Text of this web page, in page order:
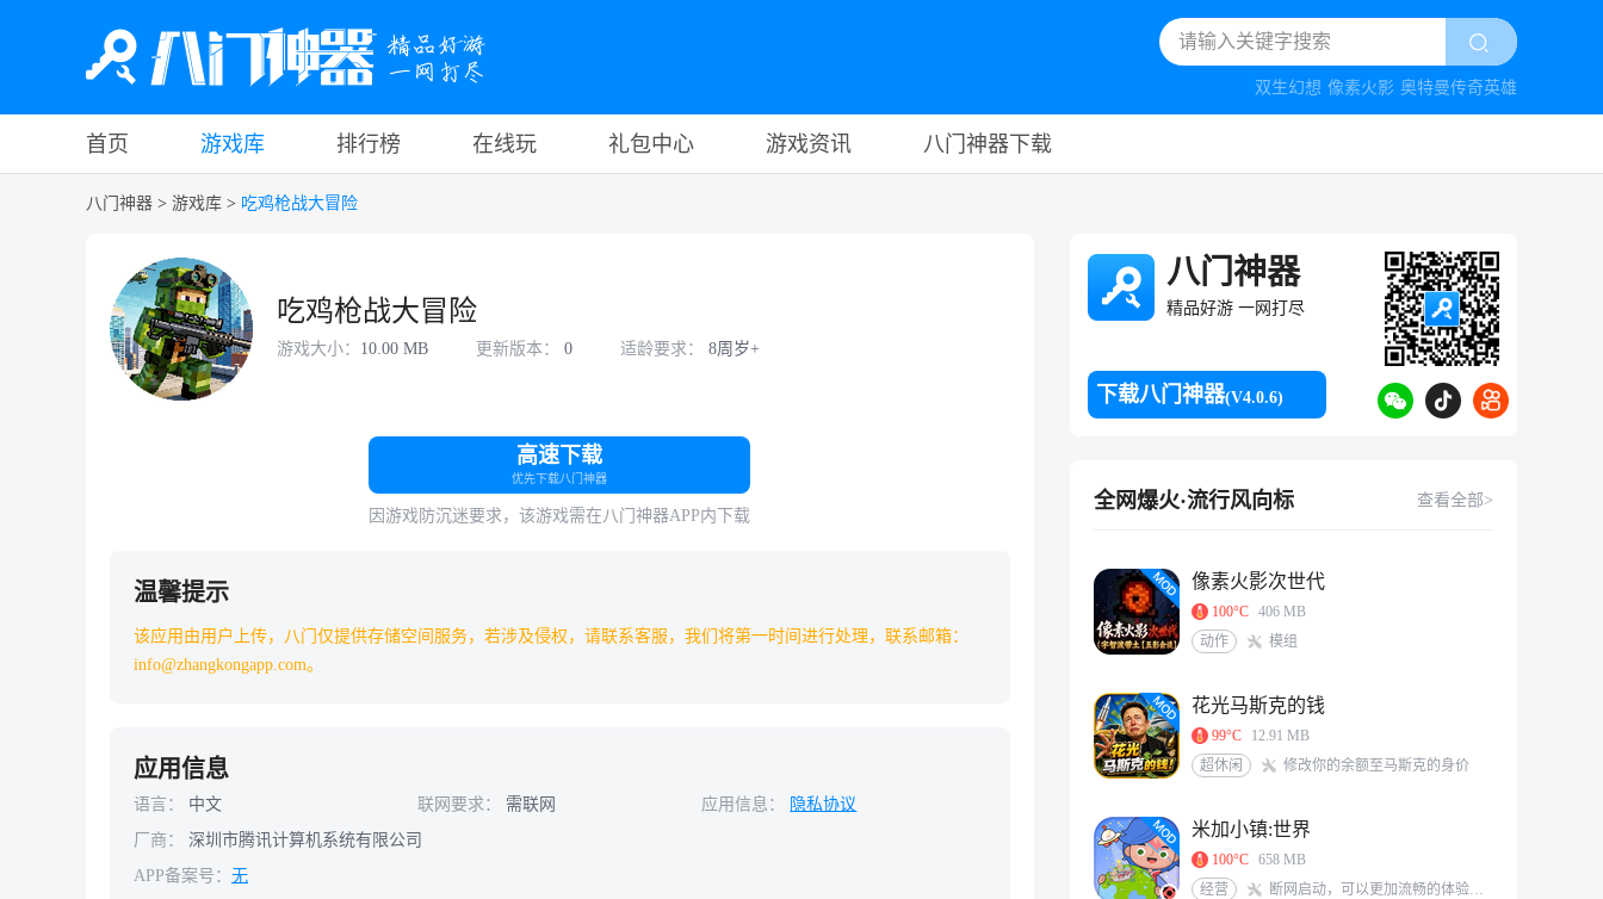
双生幻想 像素火影 奥特曼传奇英雄
首页 游戏库 排行榜 在线玩 礼包中心 游戏资讯 八门神器下载
八门神器 > 游戏库 > 吃鸡枪战大冒险
吃鸡枪战大冒险
游戏大小： 10.00 MB 更新版本： 0 适龄要求： 8周岁+
高速下载
优先下载八门神器
因游戏防沉迷要求，该游戏需在八门神器APP内下载
温馨提示
该应用由用户上传，八门仅提供存储空间服务，若涉及侵权，请联系客服，我们将第一时间进行处理，联系邮箱：
info@zhangkongapp.com。
应用信息
语言： 中文 联网要求： 需联网 应用信息：
隐私协议
厂商：
深圳市腾讯计算机系统有限公司
APP备案号： 无
八门神器
精品好游 一网打尽
下载八门神器(V4.0.6)
全网爆火·流行风向标 查看全部>
像素火影次世代
100°C
406 MB
动作
模组
花光马斯克的钱
99°C
12.91 MB
超休闲
修改你的余额至马斯克的身价
米加小镇:世界
100°C
658 MB
经营
断网启动，可以更加流畅的体验游戏<br/>米加/托卡玩家QQ交流群：117331491[action url=http://qm.qq.com/cgi-bin/qm/qr?_wv=1027&k=6X8Vf-nbKoIVVCzMHEKJaKq-S0A0zIrS&authKey=L77PNkwS6KWVs379sBDg9O7J%2BZLRFEjjXTWpXqGBveIRNdsENG0elvPpkFj%2FRVd7&noverify=0&group_code=117331491 text=加入QQ群聊]